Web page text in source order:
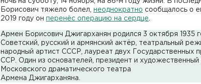
Борисович тяжело болел, неоднократно сообщалось о
2019 году он перенёс операцию на сердце
Армен Борисович Джигарханян родился 3 октября 1935
Советский, русский и армянский актёр, театральный
народный артист СССР, лауреат двух Государственных
ССР. Один из основателей, президент и художественный
Московского драматического театра
Армена Джигарханяна.